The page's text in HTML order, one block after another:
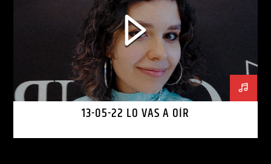
13-05-22 LO VAS A OÍR